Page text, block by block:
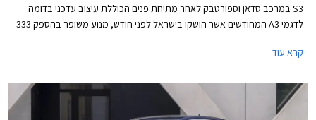
S3 במרכב סדאן וספורטבק לאחר מתיחת פנים הכוללת עיצוב עדכני בדומה
לדגמי A3 המחודשים אשר הושקו בישראל לפני חודש, מנוע משופר בהספק 333
קרא עוד